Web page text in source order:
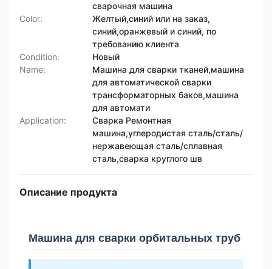
сварочная машина
Color:
Желтый,синий или на заказ,
синий,оранжевый и синий, по
требованию клиента
Condition:
Новый
Name:
Машина для сварки тканей,машина
для автоматической сварки
трансформаторных баков,машина
для автомати
Application:
Сварка Ремонтная
машина,углеродистая сталь/сталь/
нержавеющая сталь/сплавная
сталь,сварка круглого шв
Описание продукта
Машина для сварки орбитальных труб